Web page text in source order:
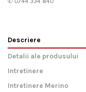
Descriere
Detalii ale produsului
Intretinere
Intretinere Merino